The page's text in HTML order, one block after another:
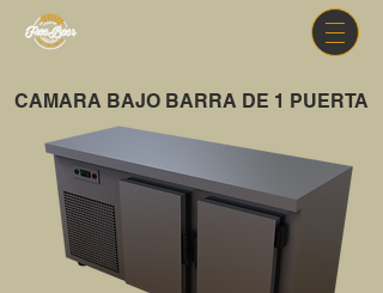
CAMARA BAJO BARRA DE 1 PUERTA